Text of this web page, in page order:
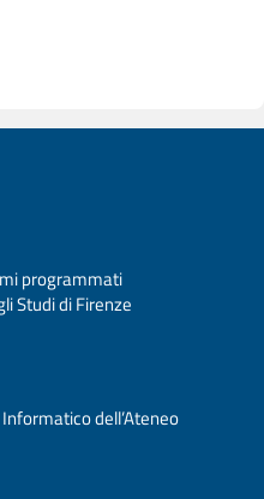
programmati
Studi di Firenze
dell’Ateneo